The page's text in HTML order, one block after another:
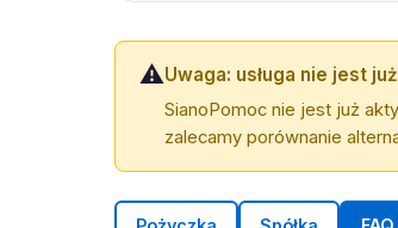
⚠️Uwaga: usługa nie jest
SianoPomoc nie jest już
zalecamy porównanie